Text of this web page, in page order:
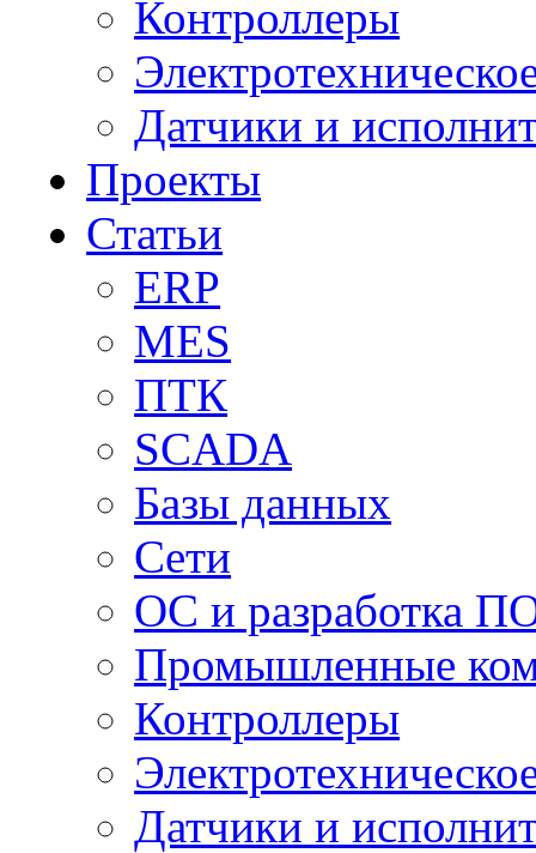
Контроллеры
Датчики и
Проекты
Статьи
ERP
MES
ПТК
SCADA
Базы данных
Сети
ОС и разработка
Промышленные
Контроллеры
Датчики и